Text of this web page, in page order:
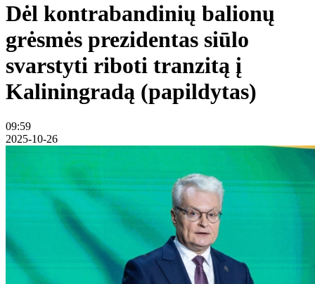
Dėl kontrabandinių balionų
grėsmės prezidentas siūlo
svarstyti riboti tranzitą į
Kaliningradą (papildytas)
09:59
2025-10-26